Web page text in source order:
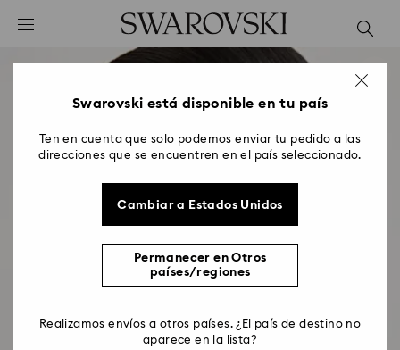
Accesskeys list
2 - FooterSwarovski está disponible en tu país
Ten en cuenta que solo podemos enviar tu pedido a las
direcciones que se encuentren en el país seleccionado.
Cambiar a Estados Unidos
Permanecer en Otros
países/regiones
Realizamos envíos a otros países. ¿El país de destino no
aparece en la lista?